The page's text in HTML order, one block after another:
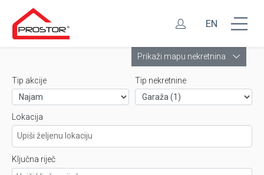
EN
Prikaži mapu nekretnina
Tip akcije Tip nekretnine
Lokacija
Ključna riječ